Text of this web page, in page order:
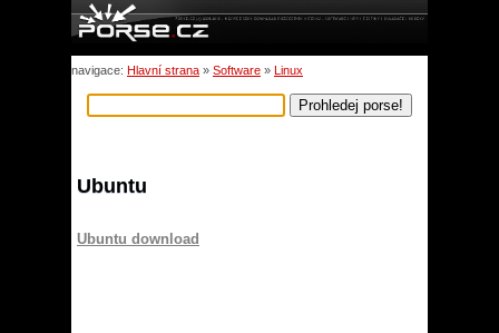
navigace: Hlavní strana » Software » Linux
Ubuntu
Ubuntu download